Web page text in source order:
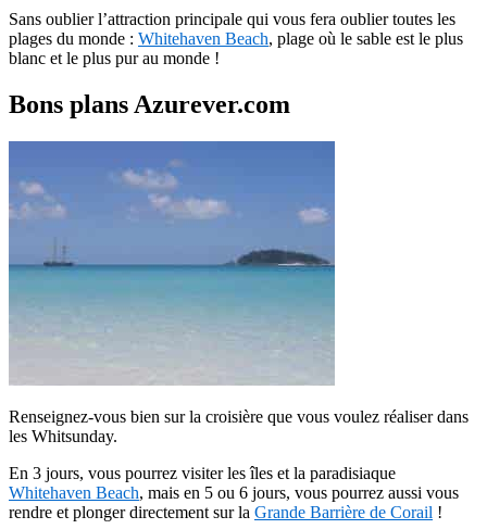
Sans oublier l’attraction principale qui vous fera oublier toutes les
plages du monde : Whitehaven Beach, plage où le sable est le plus
blanc et le plus pur au monde !
Bons plans Azurever.com
Renseignez-vous bien sur la croisière que vous voulez réaliser dans
les Whitsunday.
En 3 jours, vous pourrez visiter les îles et la paradisiaque
Whitehaven Beach, mais en 5 ou 6 jours, vous pourrez aussi vous
rendre et plonger directement sur la Grande Barrière de Corail !